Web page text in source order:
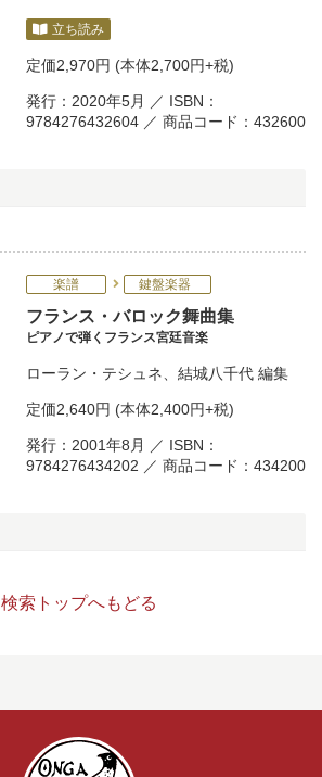
立ち読み
定価2,970円 (本体2,700円+税)
発行：2020年5月 ／ ISBN：
9784276432604 ／ 商品コード：432600
楽譜 鍵盤楽器
フランス・バロック舞曲集
ピアノで弾くフランス宮廷音楽
ローラン・テシュネ 結城八千代 編集
定価2,640円 (本体2,400円+税)
発行：2001年8月 ／ ISBN：
9784276434202 ／ 商品コード：434200
検索トップへもどる